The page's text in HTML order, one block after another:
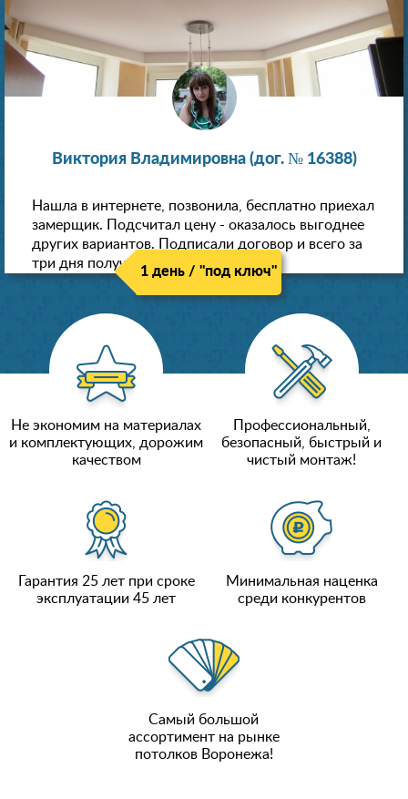
Виктория Владимировна (дог. № 16388)
Нашла в интернете, позвонила, бесплатно приехал
замерщик. Подсчитал цену - оказалось выгоднее
других вариантов. Подписали договор и всего за
три дня получили новые потолки!
1 день / "под ключ"
Не экономим на материалах
и комплектующих, дорожим
качеством
Профессиональный,
безопасный, быстрый и
чистый монтаж!
Гарантия 25 лет при сроке
эксплуатации 45 лет
Минимальная наценка
среди конкурентов
Самый большой
ассортимент на рынке
потолков Воронежа!